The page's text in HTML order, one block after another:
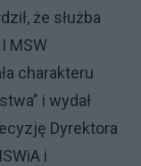
że służba
MSW
charakteru
i wydał
Dyrektora
i